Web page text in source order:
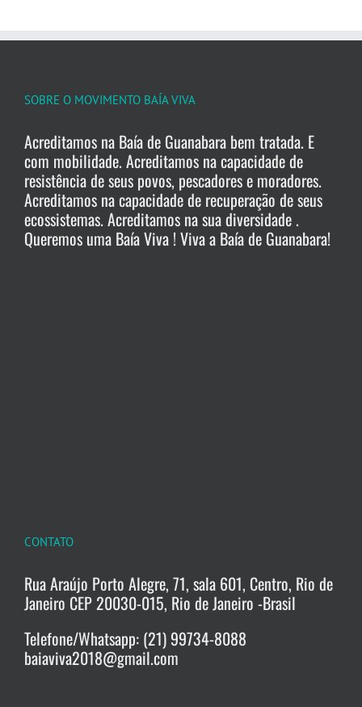
SOBRE O MOVIMENTO BAÍA VIVA
Acreditamos na Baía de Guanabara bem tratada. E
com mobilidade. Acreditamos na capacidade de
resistência de seus povos, pescadores e moradores.
Acreditamos na capacidade de recuperação de seus
ecossistemas. Acreditamos na sua diversidade .
Queremos uma Baía Viva ! Viva a Baía de Guanabara!
CONTATO
Rua Araújo Porto Alegre, 71, sala 601, Centro, Rio de
Janeiro CEP 20030-015, Rio de Janeiro -Brasil
Telefone/Whatsapp: (21) 99734-8088
baiaviva2018@gmail.com